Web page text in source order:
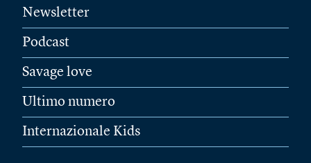
Newsletter
Podcast
Savage love
Ultimo numero
Internazionale Kids